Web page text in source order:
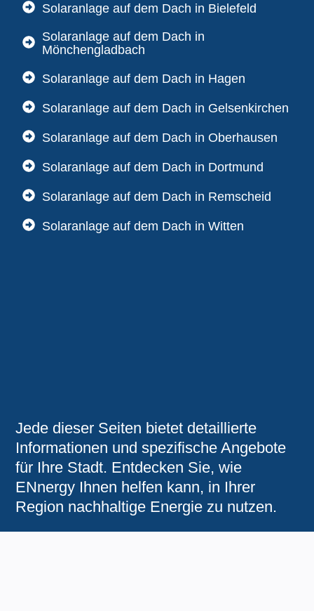
Solaranlage auf dem Dach in Bielefeld
Solaranlage auf dem Dach in
Mönchengladbach
Solaranlage auf dem Dach in Hagen
Solaranlage auf dem Dach in Gelsenkirchen
Solaranlage auf dem Dach in Oberhausen
Solaranlage auf dem Dach in Dortmund
Solaranlage auf dem Dach in Remscheid
Solaranlage auf dem Dach in Witten
Jede dieser Seiten bietet detaillierte
Informationen und spezifische Angebote
für Ihre Stadt. Entdecken Sie, wie
ENnergy Ihnen helfen kann, in Ihrer
Region nachhaltige Energie zu nutzen.